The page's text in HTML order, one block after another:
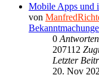
Mobile Apps und
von
0 Antworten
207112
Letzter
20. Nov